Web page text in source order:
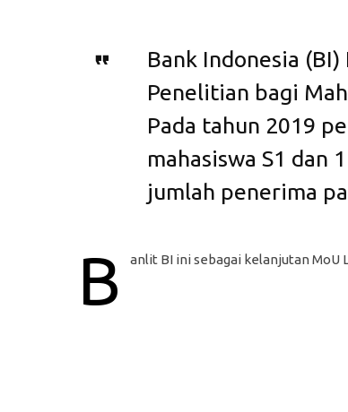
Bank Indonesia
Penelitian bagi
Pada tahun 2019
mahasiswa S1 dan
jumlah penerima
B anlit BI ini sebagai kelanjutan MoU